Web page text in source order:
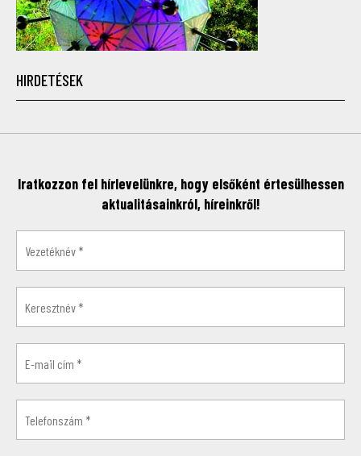
HIRDETÉSEK
Iratkozzon fel hírlevelünkre, hogy elsőként értesülhessen
aktualitásainkról, híreinkről!